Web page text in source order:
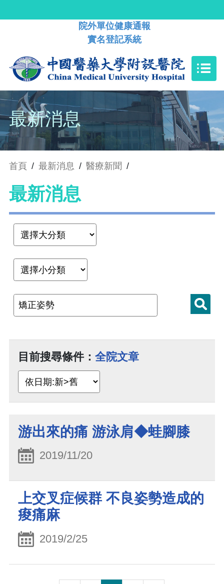
院外單位健康通報
實名登記系統
最新消息
首頁 / 最新消息 / 醫療新聞 /
最新消息
目前搜尋條件： 全院文章
游出來的痛 游泳肩◆蛙腳膝
2019/11/20
上交叉症候群 不良姿勢造成的
痠痛麻
2019/2/25